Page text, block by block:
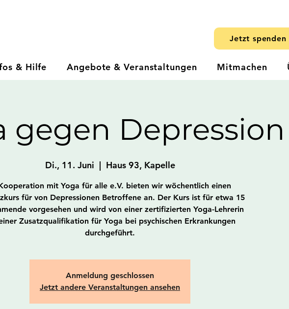
Jetzt spenden
& Hilfe Angebote & Veranstaltungen Mitmachen
gegen Depression
Di., 11. Juni
  |
Haus 93, Kapelle
mit Yoga für alle e.V. bieten wir wöchentlich einen
für von Depressionen Betroffene an. Der Kurs ist für etwa 15
vorgesehen und wird von einer zertifizierten Yoga-Lehrerin
Zusatzqualifikation für Yoga bei psychischen Erkrankungen
durchgeführt.
Anmeldung geschlossen
Jetzt andere Veranstaltungen ansehen